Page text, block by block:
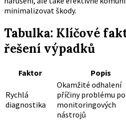
minimalizovat škody.
Tabulka: Klíčové
řešení výpadků
Faktor Popis
Rychlá
diagnostika
Okamžité odhalení
příčiny problému
monitoringových
nástrojů